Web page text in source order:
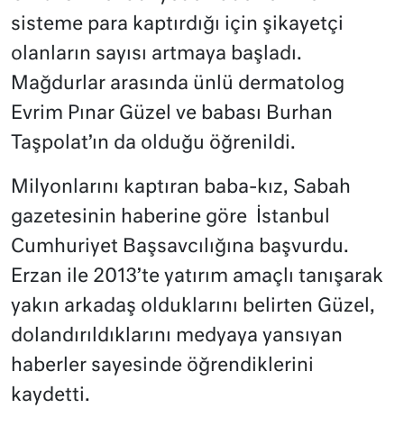
sisteme para kaptırdığı için şikayetçi
olanların sayısı artmaya başladı.
Mağdurlar arasında ünlü dermatolog
Evrim Pınar Güzel ve babası Burhan
Taşpolat’ın da olduğu öğrenildi.
Milyonlarını kaptıran baba-kız, Sabah
gazetesinin haberine göre İstanbul
Cumhuriyet Başsavcılığına başvurdu.
Erzan ile 2013’te yatırım amaçlı tanışarak
yakın arkadaş olduklarını belirten Güzel,
dolandırıldıklarını medyaya yansıyan
haberler sayesinde öğrendiklerini
kaydetti.